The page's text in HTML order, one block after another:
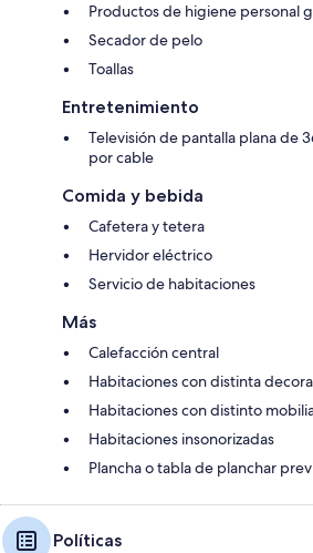
Productos de higiene personal
Secador de pelo
Toallas
Entretenimiento
Televisión de pantalla plana de
por cable
Comida y bebida
Cafetera y tetera
Hervidor eléctrico
Servicio de habitaciones
Más
Calefacción central
Habitaciones con distinta
Habitaciones con distinto
Habitaciones insonorizadas
Plancha o tabla de planchar
Políticas